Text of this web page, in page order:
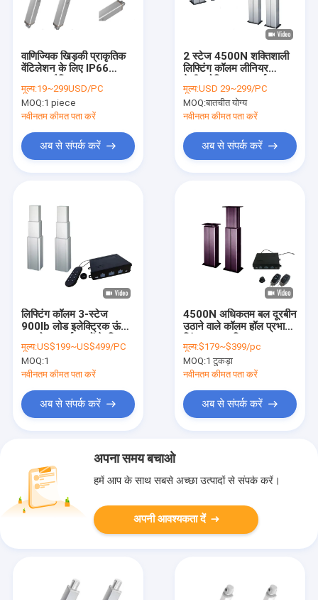
वाणिज्यिक खिड़की प्राकृतिक
वेंटिलेशन के लिए IP66
3000N
मूल्य:19~299USD/PC
MOQ:1 piece
नवीनतम कीमत पता करें
अब से संपर्क करें
2 स्टेज 4500N शक्तिशाली
लिफ्टिंग कॉलम लीनियर
डीसी
मूल्य:USD 29~299/PC
MOQ:बातचीत योग्य
नवीनतम कीमत पता करें
अब से संपर्क करें
लिफ्टिंग कॉलम 3-स्टेज
900lb लोड इलेक्ट्रिक ऊंचाई
मूल्य:US$199~US$499/PC
MOQ:1
नवीनतम कीमत पता करें
अब से संपर्क करें
4500N अधिकतम बल दूरबीन
उठाने वाले कॉलम हॉल प्रभाव
DC
मूल्य:$179~$399/pc
MOQ:1 टुकड़ा
नवीनतम कीमत पता करें
अब से संपर्क करें
अपना समय बचाओ
हमें आप के साथ सबसे अच्छा उत्पादों से संपर्क करें।
अपनी आवश्यकता दें